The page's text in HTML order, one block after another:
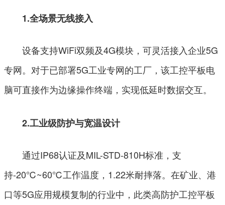
1.全场景无线接入
设备支持WiFi双频及4G模块，可灵活接入企业5G
专网。对于已部署5G工业专网的工厂，该工控平板电
脑可直接作为边缘操作终端，实现低延时数据交互。
2.工业级防护与宽温设计
通过IP68认证及MIL-STD-810H标准，支
持-20℃~60℃工作温度，1.22米耐摔落。在矿业、港
口等5G应用规模复制的行业中，此类高防护工控平板